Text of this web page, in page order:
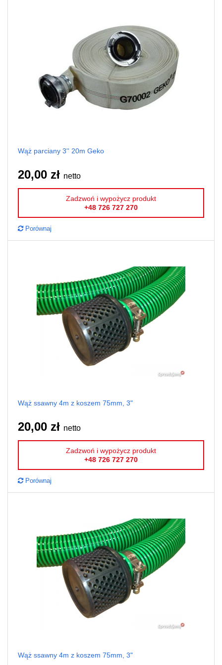
Wąż parciany 3'' 20m Geko
20,00 zł netto
Zadzwoń i wypożycz produkt
+48 726 727 270
Porównaj
Wąż ssawny 4m z koszem 75mm, 3"
20,00 zł netto
Zadzwoń i wypożycz produkt
+48 726 727 270
Porównaj
Wąż ssawny 4m z koszem 75mm, 3"